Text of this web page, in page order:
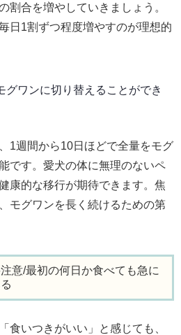
割合を増やしていきましょう。
日1割ずつ程度増やすのが理想的
グワンに切り替えることができ
1週間から10日ほどで全量をモグ
です。愛犬の体に無理のないペ
康的な移行が期待できます。焦
モグワンを長く続けるための第
意/最初の何日か食べても急に
食いつきがいい」と感じても、